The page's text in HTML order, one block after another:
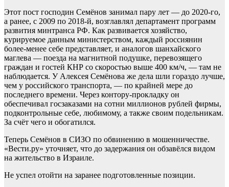
Этот пост господин Семёнов занимал пару лет — до 2020-го,
а ранее, с 2009 по 2018-й, возглавлял департамент программ
развития минтранса РФ. Как развивается хозяйство,
курируемое данным министерством, каждый россиянин
более-менее себе представляет, и аналогов шанхайского
маглева — поезда на магнитной подушке, перевозящего
граждан и гостей КНР со скоростью выше 400 км/ч, — там не
наблюдается. У Алексея Семёнова же дела шли гораздо лучше,
чем у российского транспорта, — по крайней мере до
последнего времени. Через контору-прокладку он
обеспечивал госзаказами на сотни миллионов рублей фирмы,
подконтрольные себе, любимому, а также своим подельникам.
За счёт чего и обогатился.
Теперь Семёнов в СИЗО по обвинению в мошенничестве.
«Вести.ру» уточняет, что до задержания он обзавёлся видом
на жительство в Израиле.
Не успел отойти на заранее подготовленные позиции.